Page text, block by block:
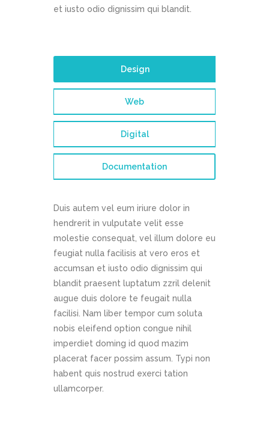
et iusto odio dignissim qui blandit.
Design
Web
Digital
Documentation
Duis autem vel eum iriure dolor in
hendrerit in vulputate velit esse
molestie consequat, vel illum dolore eu
feugiat nulla facilisis at vero eros et
accumsan et iusto odio dignissim qui
blandit praesent luptatum zzril delenit
augue duis dolore te feugait nulla
facilisi. Nam liber tempor cum soluta
nobis eleifend option congue nihil
imperdiet doming id quod mazim
placerat facer possim assum. Typi non
habent quis nostrud exerci tation
ullamcorper.